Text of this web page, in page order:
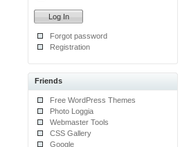
Forgot password
Registration
Friends
Free WordPress Themes
Photo Loggia
Webmaster Tools
CSS Gallery
Google